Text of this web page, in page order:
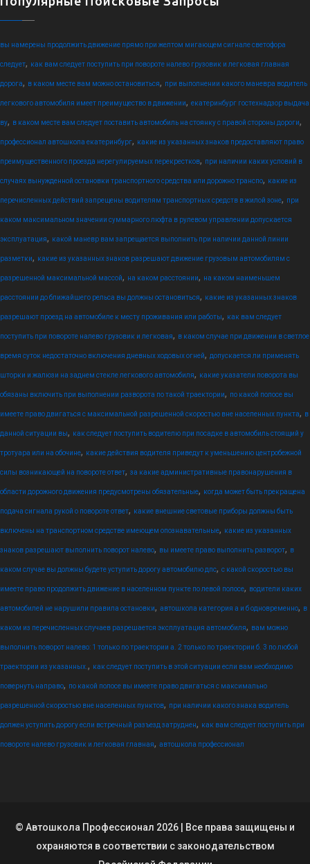
вы намерены продолжить движение прямо при желтом мигающем сигнале светофора
следует, как вам следует поступить при повороте налево грузовик и легковая главная
дорога, в каком месте вам можно остановиться, при выполнении какого маневра водитель
легкового автомобиля имеет преимущество в движении, екатеринбург гостехнадзор выдача
ву, в каком месте вам следует поставить автомобиль на стоянку с правой стороны дороги,
профессионал автошкола екатеринбург, какие из указанных знаков предоставляют право
преимущественного проезда нерегулируемых перекрестков, при наличии каких условий в
случаях вынужденной остановки транспортного средства или дорожно транспо, какие из
перечисленных действий запрещены водителям транспортных средств в жилой зоне, при
каком максимальном значении суммарного люфта в рулевом управлении допускается
эксплуатация, какой маневр вам запрещается выполнить при наличии данной линии
разметки, какие из указанных знаков разрешают движение грузовым автомобилям с
разрешенной максимальной массой, на каком расстоянии, на каком наименьшем
расстоянии до ближайшего рельса вы должны остановиться, какие из указанных знаков
разрешают проезд на автомобиле к месту проживания или работы, как вам следует
поступить при повороте налево грузовик и легковая, в каком случае при движении в светлое
время суток недостаточно включения дневных ходовых огней, допускается ли применять
шторки и жалюзи на заднем стекле легкового автомобиля, какие указатели поворота вы
обязаны включить при выполнении разворота по такой траектории, по какой полосе вы
имеете право двигаться с максимальной разрешенной скоростью вне населенных пункта, в
данной ситуации вы, как следует поступить водителю при посадке в автомобиль стоящий у
тротуара или на обочине, какие действия водителя приведут к уменьшению центробежной
силы возникающей на повороте ответ, за какие административные правонарушения в
области дорожного движения предусмотрены обязательные, когда может быть прекращена
подача сигнала рукой о повороте ответ, какие внешние световые приборы должны быть
включены на транспортном средстве имеющем опознавательные, какие из указанных
знаков разрешают выполнить поворот налево, вы имеете право выполнить разворот, в
каком случае вы должны будете уступить дорогу автомобилю дпс, с какой скоростью вы
имеете право продолжить движение в населенном пункте по левой полосе, водители каких
автомобилей не нарушили правила остановки, автошкола категория а и б одновременно, в
каком из перечисленных случаев разрешается эксплуатация автомобиля, вам можно
выполнить поворот налево: 1 только по траектории а. 2 только по траектории б. 3 по любой
траектории из указанных. , как следует поступить в этой ситуации если вам необходимо
повернуть направо, по какой полосе вы имеете право двигаться с максимально
разрешенной скоростью вне населенных пунктов, при наличии какого знака водитель
должен уступить дорогу если встречный разъезд затруднен, как вам следует поступить при
повороте налево грузовик и легковая главная, автошкола профессионал
© Автошкола Профессионал 2026 | Все права защищены и
охраняются в соответствии с законодательством